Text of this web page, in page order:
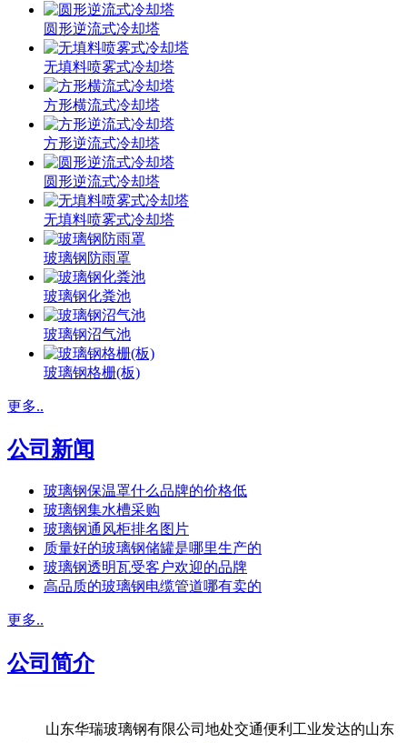
圆形逆流式冷却塔
无填料喷雾式冷却塔
方形横流式冷却塔
方形逆流式冷却塔
圆形逆流式冷却塔
无填料喷雾式冷却塔
玻璃钢防雨罩
玻璃钢化粪池
玻璃钢沼气池
玻璃钢格栅(板)
更多..
公司新闻
玻璃钢保温罩什么品牌的价格低
玻璃钢集水槽采购
玻璃钢通风柜排名图片
质量好的玻璃钢储罐是哪里生产的
玻璃钢透明瓦受客户欢迎的品牌
高品质的玻璃钢电缆管道哪有卖的
更多..
公司简介
山东华瑞玻璃钢有限公司地处交通便利工业发达的山东